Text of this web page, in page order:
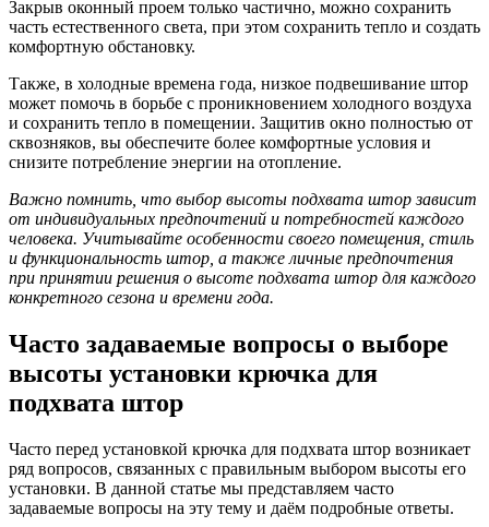
Закрыв оконный проем только частично, можно сохранить
часть естественного света, при этом сохранить тепло и создать
комфортную обстановку.
Также, в холодные времена года, низкое подвешивание штор
может помочь в борьбе с проникновением холодного воздуха
и сохранить тепло в помещении. Защитив окно полностью от
сквозняков, вы обеспечите более комфортные условия и
снизите потребление энергии на отопление.
Важно помнить, что выбор высоты подхвата штор зависит
от индивидуальных предпочтений и потребностей каждого
человека. Учитывайте особенности своего помещения, стиль
и функциональность штор, а также личные предпочтения
при принятии решения о высоте подхвата штор для каждого
конкретного сезона и времени года.
Часто задаваемые вопросы о выборе
высоты установки крючка для
подхвата штор
Часто перед установкой крючка для подхвата штор возникает
ряд вопросов, связанных с правильным выбором высоты его
установки. В данной статье мы представляем часто
задаваемые вопросы на эту тему и даём подробные ответы.